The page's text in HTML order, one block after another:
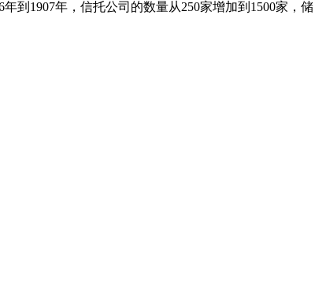
到1907年，信托公司的数量从250家增加到1500家，储